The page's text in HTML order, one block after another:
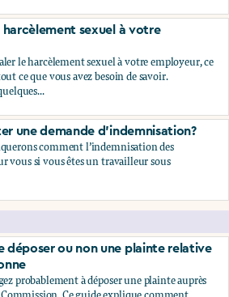
déposer ou non une plainte relative
sexuel à votre
le harcèlement sexuel à votre employeur, ce
ce que vous avez besoin de savoir.
harcèlement sexuel à votre employeur
une demande d'indemnisation?
comment l’indemnisation des
vous si vous êtes un travailleur sous
une demande d'indemnisation?
déposer ou non une plainte relative
probablement à déposer une plainte auprès